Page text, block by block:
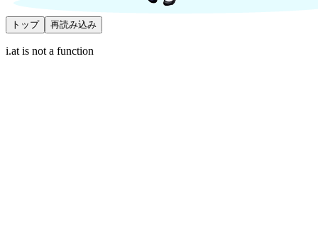
トップ 再読み込み
i.at is not a function